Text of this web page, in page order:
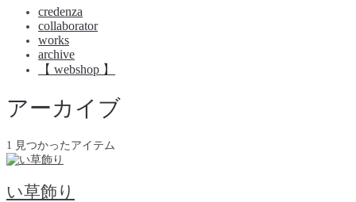
credenza
collaborator
works
archive
【 webshop 】
アーカイブ
1 見つかったアイテム
い草飾り